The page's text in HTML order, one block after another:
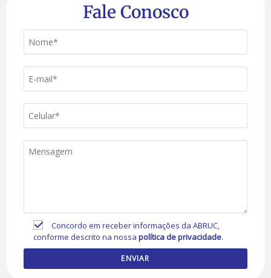
Fale Conosco
Concordo em receber informações da ABRUC,
conforme descrito na nossapolítica de privacidade.